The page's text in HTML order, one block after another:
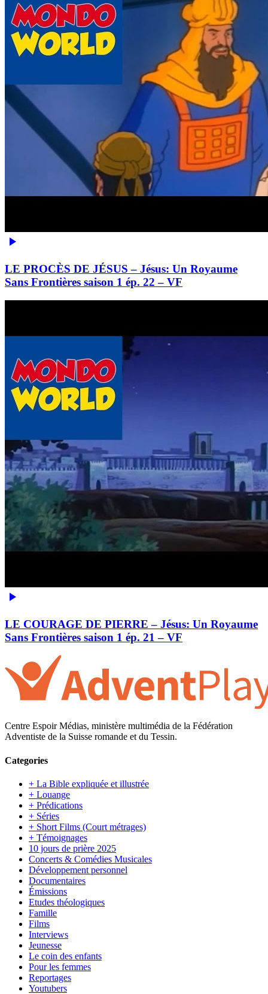
LE PROCÈS DE JÉSUS – Jésus: Un Royaume
Sans Frontières saison 1 ép. 22 – VF
LE COURAGE DE PIERRE – Jésus: Un Royaume
Sans Frontières saison 1 ép. 21 – VF
Centre Espoir Médias, ministère multimédia de la Fédération
Adventiste de la Suisse romande et du Tessin.
Categories
+ La Bible expliquée et illustrée
+ Louange
+ Prédications
+ Séries
+ Short Films (Court métrages)
+ Témoignages
10 jours de prière 2025
Concerts & Comédies Musicales
Développement personnel
Documentaires
Émissions
Etudes théologiques
Famille
Films
Interviews
Jeunesse
Le coin des enfants
Pour les femmes
Reportages
Youtubers